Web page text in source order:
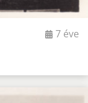
7 éve